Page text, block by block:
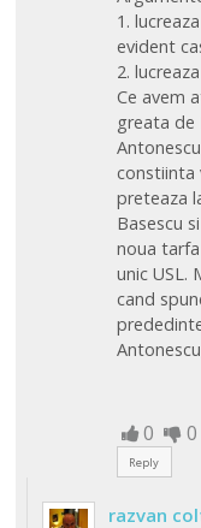
1.
evident
2.
Ce avem
greata de
constiinta
preteaza
Basescu
noua
unic USL.
cand
0 0
Reply
razvan